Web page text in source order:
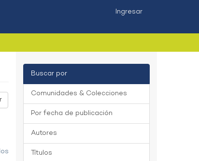
Ingresar
Buscar por
Comunidades & Colecciones
Por fecha de publicación
Autores
Títulos